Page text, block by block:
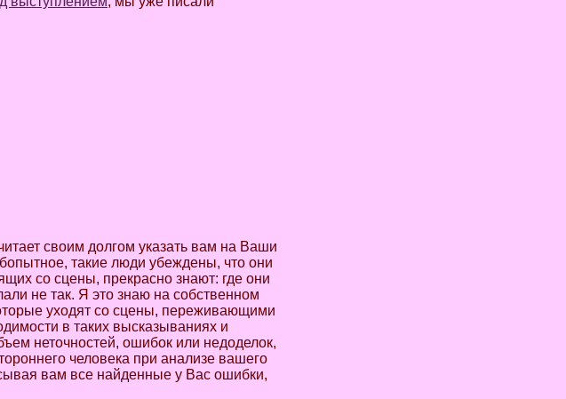
своим долгом указать вам на Ваши
такие люди убеждены, что они
со сцены, прекрасно знают: где они
не так. Я это знаю на собственном
уходят со сцены, переживающими
в таких высказываниях и
неточностей, ошибок или недоделок,
человека при анализе вашего
вам все найденные у Вас ошибки,